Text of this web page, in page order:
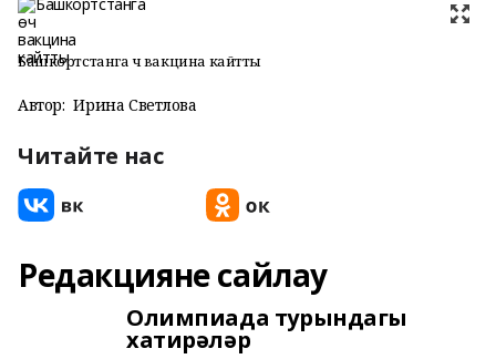
Башкортстанга өч вакцина кайтты
Автор: Ирина Светлова
Читайте нас
Редакцияне сайлау
Олимпиада турындагы
хатирәләр